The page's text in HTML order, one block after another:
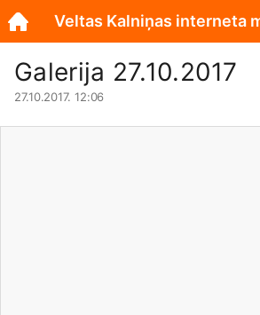
Galerija 27.10.2017
27.10.2017. 12:06
Veltas Kalniņas interneta